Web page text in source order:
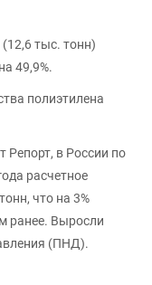
тыс. тонн)
49,9%.
полиэтилена
Репорт, в России по
расчетное
что на 3%
ранее. Выросли
(ПНД).